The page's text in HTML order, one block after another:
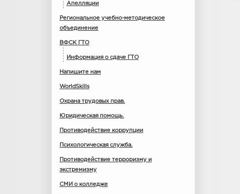
Апелляции
Региональное учебно-методическое
объединение
ВФСК ГТО
Информация о сдаче ГТО
Напишите нам
WorldSkills
Охрана трудовых прав.
Юридическая помощь.
Противодействие коррупции
Психологическая служба.
Противодействие терроризму и
экстремизму
СМИ о колледже